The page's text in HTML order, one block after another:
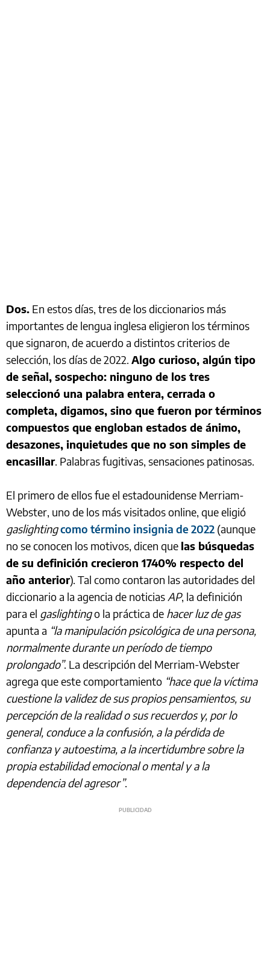
Dos. En estos días, tres de los diccionarios más
importantes de lengua inglesa eligieron los términos
que signaron, de acuerdo a distintos criterios de
selección, los días de 2022. Algo curioso, algún tipo
de señal, sospecho: ninguno de los tres
seleccionó una palabra entera, cerrada o
completa, digamos, sino que fueron por términos
compuestos que engloban estados de ánimo,
desazones, inquietudes que no son simples de
encasillar. Palabras fugitivas, sensaciones patinosas.
El primero de ellos fue el estadounidense Merriam-
Webster, uno de los más visitados online, que eligió
gaslightingcomo término insignia de 2022 (aunque
no se conocen los motivos, dicen que las búsquedas
de su definición crecieron 1740% respecto del
año anterior). Tal como contaron las autoridades del
diccionario a la agencia de noticias AP, la definición
para el gaslightingo la práctica de hacer luz de gas
apunta a “la manipulación psicológica de una persona,
normalmente durante un período de tiempo
prolongado”. La descripción del Merriam-Webster
agrega que este comportamiento “hace que la víctima
cuestione la validez de sus propios pensamientos, su
percepción de la realidad o sus recuerdos y, por lo
general, conduce a la confusión, a la pérdida de
confianza y autoestima, a la incertidumbre sobre la
propia estabilidad emocional o mental y a la
dependencia del agresor”.